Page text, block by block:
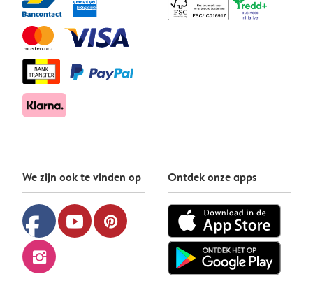
We zijn ook te vinden op
facebook youtube pinterest
instagram
Ontdek onze apps